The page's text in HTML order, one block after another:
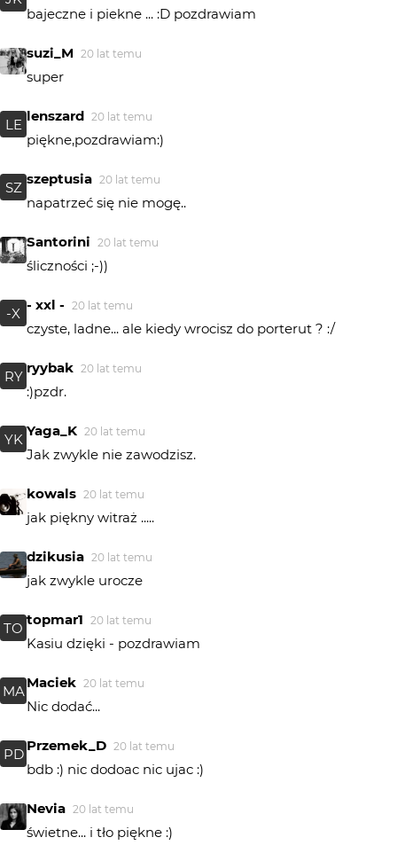
bajeczne i piekne ... :D pozdrawiam
suzi_M 20 lat temu
super
LE
lenszard 20 lat temu
piękne,pozdrawiam:)
SZ
szeptusia 20 lat temu
napatrzeć się nie mogę..
Santorini 20 lat temu
śliczności ;-))
-X
- xxl - 20 lat temu
czyste, ladne... ale kiedy wrocisz do porterut ? :/
RY
ryybak 20 lat temu
:)pzdr.
YK
Yaga_K 20 lat temu
Jak zwykle nie zawodzisz.
kowals 20 lat temu
jak piękny witraż .....
dzikusia 20 lat temu
jak zwykle urocze
TO
topmar1 20 lat temu
Kasiu dzięki - pozdrawiam
MA
Maciek 20 lat temu
Nic dodać...
PD
Przemek_D 20 lat temu
bdb :) nic dodoac nic ujac :)
Nevia 20 lat temu
świetne... i tło piękne :)